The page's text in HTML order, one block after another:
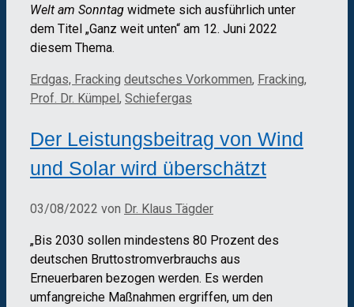
Welt am Sonntag widmete sich ausführlich unter
dem Titel „Ganz weit unten“ am 12. Juni 2022
diesem Thema.
Kategorien
Erdgas, Fracking Schlagwörter
deutsches Vorkommen, Fracking,
Prof. Dr. Kümpel , Schiefergas
Der Leistungsbeitrag von Wind
und Solar wird überschätzt
03/08/2022 von Dr. Klaus Tägder
„Bis 2030 sollen mindestens 80 Prozent des
deutschen Bruttostromverbrauchs aus
Erneuerbaren bezogen werden. Es werden
umfangreiche Maßnahmen ergriffen, um den